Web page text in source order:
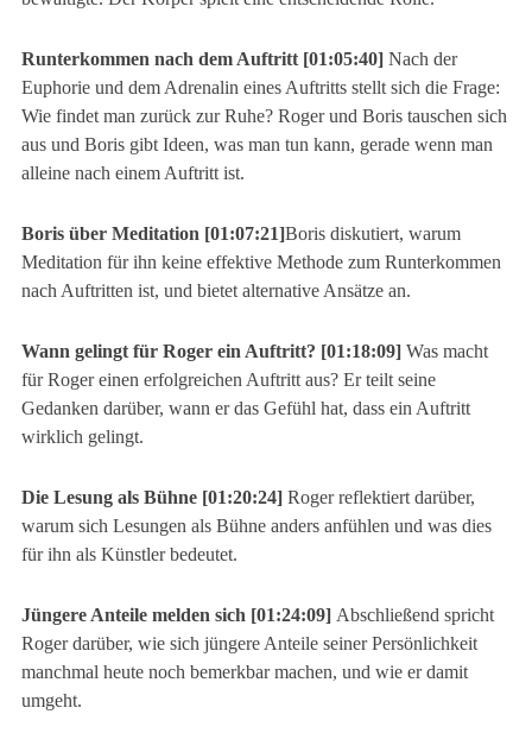
Runterkommen nach dem Auftritt [01:05:40] Nach der
Euphorie und dem Adrenalin eines Auftritts stellt sich die Frage:
Wie findet man zurück zur Ruhe? Roger und Boris tauschen sich
aus und Boris gibt Ideen, was man tun kann, gerade wenn man
alleine nach einem Auftritt ist.
Boris über Meditation [01:07:21]Boris diskutiert, warum
Meditation für ihn keine effektive Methode zum Runterkommen
nach Auftritten ist, und bietet alternative Ansätze an.
Wann gelingt für Roger ein Auftritt? [01:18:09] Was macht
für Roger einen erfolgreichen Auftritt aus? Er teilt seine
Gedanken darüber, wann er das Gefühl hat, dass ein Auftritt
wirklich gelingt.
Die Lesung als Bühne [01:20:24] Roger reflektiert darüber,
warum sich Lesungen als Bühne anders anfühlen und was dies
für ihn als Künstler bedeutet.
Jüngere Anteile melden sich [01:24:09] Abschließend spricht
Roger darüber, wie sich jüngere Anteile seiner Persönlichkeit
manchmal heute noch bemerkbar machen, und wie er damit
umgeht.